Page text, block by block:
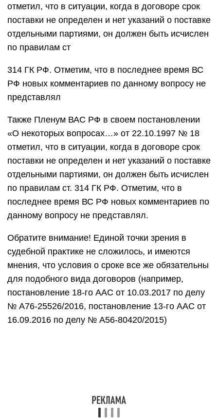
отметил, что в ситуации, когда в договоре срок
поставки не определен и нет указаний о поставке
отдельными партиями, он должен быть исчислен
по правилам ст
314 ГК РФ. Отметим, что в последнее время ВС
РФ новых комментариев по данному вопросу не
представлял
Также Пленум ВАС РФ в своем постановлении
«О некоторых вопросах…» от 22.10.1997 № 18
отметил, что в ситуации, когда в договоре срок
поставки не определен и нет указаний о поставке
отдельными партиями, он должен быть исчислен
по правилам ст. 314 ГК РФ. Отметим, что в
последнее время ВС РФ новых комментариев по
данному вопросу не представлял.
Обратите внимание! Единой точки зрения в
судебной практике не сложилось, и имеются
мнения, что условия о сроке все же обязательны
для подобного вида договоров (например,
постановление 18-го ААС от 10.03.2017 по делу
№ А76-25526/2016, постановление 13-го ААС от
16.09.2016 по делу № А56-80420/2015)